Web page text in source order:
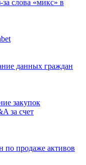
слова «микс» в
данных граждан
закупок
за счет
по продаже активов